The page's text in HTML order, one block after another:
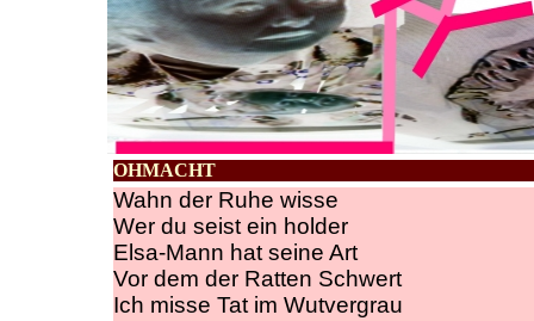
OHMACHT
Wahn der Ruhe wisse
Wer du seist ein holder
Elsa-Mann hat seine Art
Vor dem der Ratten Schwert
Ich misse Tat im Wutvergrau